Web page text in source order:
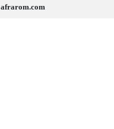
afrarom.com